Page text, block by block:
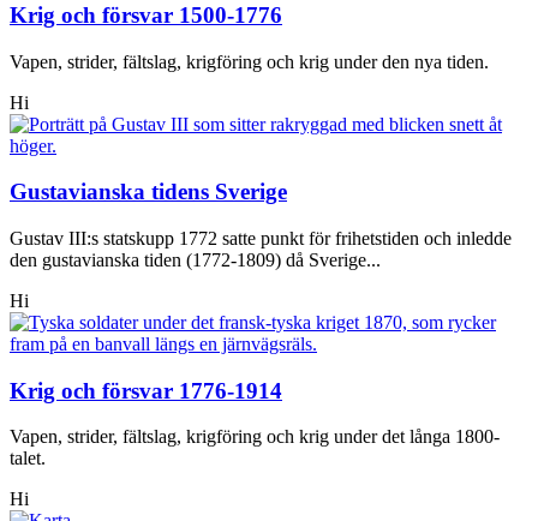
Krig och försvar 1500-1776
Vapen, strider, fältslag, krigföring och krig under den nya tiden.
Hi
Gustavianska tidens Sverige
Gustav III:s statskupp 1772 satte punkt för frihetstiden och inledde
den gustavianska tiden (1772-1809) då Sverige...
Hi
Krig och försvar 1776-1914
Vapen, strider, fältslag, krigföring och krig under det långa 1800-
talet.
Hi